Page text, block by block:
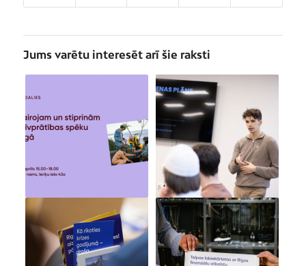
Jums varētu interesēt arī šie raksti